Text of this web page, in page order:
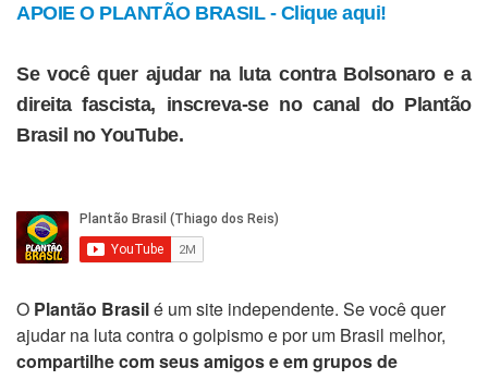
APOIE O PLANTÃO BRASIL - Clique aqui!
Se você quer ajudar na luta contra Bolsonaro e a
direita fascista, inscreva-se no canal do Plantão
Brasil no YouTube.
O Plantão Brasilé um site independente. Se você quer
ajudar na luta contra o golpismo e por um Brasil melhor,
compartilhe com seus amigos e em grupos de